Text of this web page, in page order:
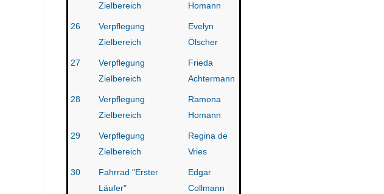
Zielbereich
Homann
26
Verpflegung
Zielbereich
Evelyn
Ölscher
27
Verpflegung
Zielbereich
Frieda
Achtermann
28
Verpflegung
Zielbereich
Ramona
Homann
29
Verpflegung
Zielbereich
Regina de
Vries
30
Fahrrad "Erster
Läufer"
Edgar
Collmann